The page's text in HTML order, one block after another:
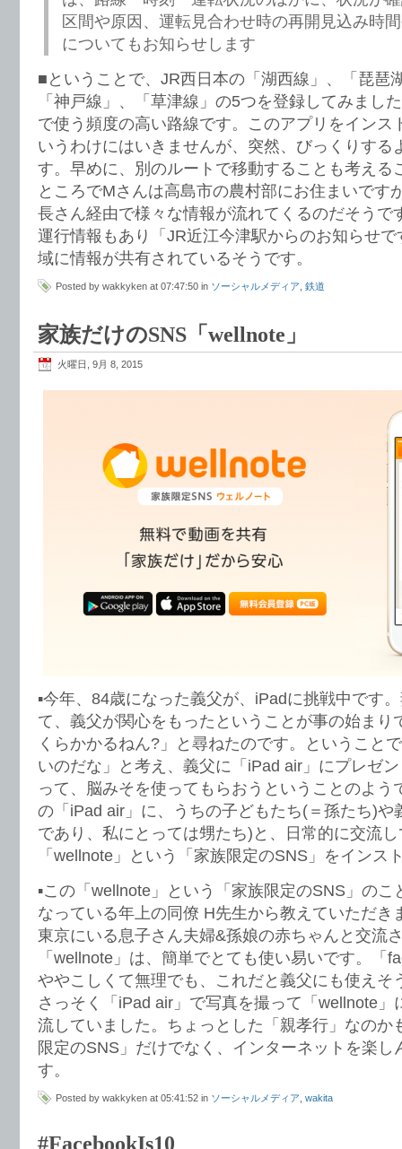
区間や原因、運転見合わせ時の再開見込み時
についてもお知らせします
■ということで、JR西日本の「湖西線」、「琵琶
「神戸線」、「草津線」の5つを登録してみまし
で使う頻度の高い路線です。このアプリをインス
いうわけにはいきませんが、突然、びっくりする
す。早めに、別のルートで移動することも考える
ところでMさんは高島市の農村部にお住まいです
長さん経由で様々な情報が流れてくるのだそうで
運行情報もあり「JR近江今津駅からのお知らせ
域に情報が共有されているそうです。
Posted by wakkyken at 07:47:50 in ソーシャルメディア 鉄道
家族だけのSNS「wellnote」
火曜日, 9月 8, 2015
▪︎今年、84歳になった義父が、iPadに挑戦中です
て、義父が関心をもったということが事の始まり
くらかかるねん?」と尋ねたのです。ということ
いのだな」と考え、義父に「iPad air」にプレゼ
って、脳みそを使ってもらおうということのよう
の「iPad air」に、うちの子どもたち(＝孫たち)や
であり、私にとっては甥たち)と、日常的に交流
「wellnote」という「家族限定のSNS」をインス
▪︎この「wellnote」という「家族限定のSNS」の
なっている年上の同僚 H先生から教えていただき
東京にいる息子さん夫婦&孫娘の赤ちゃんと交流
「wellnote」は、簡単でとても使い易いです。「
ややこしくて無理でも、これだと義父にも使えそ
さっそく「iPad air」で写真を撮って「wellnote」
流していました。ちょっとした「親孝行」なのか
限定のSNS」だけでなく、インターネットを楽し
す。
Posted by wakkyken at 05:41:52 in ソーシャルメディア wakita
#‎FacebookIs10